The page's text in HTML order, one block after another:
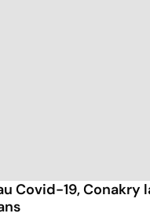
Covid-19,